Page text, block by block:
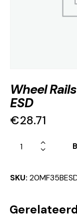
Wheel
ESD
€28.71
SKU: